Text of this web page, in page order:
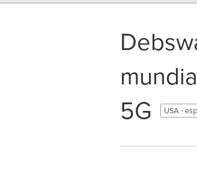
5G
USA -